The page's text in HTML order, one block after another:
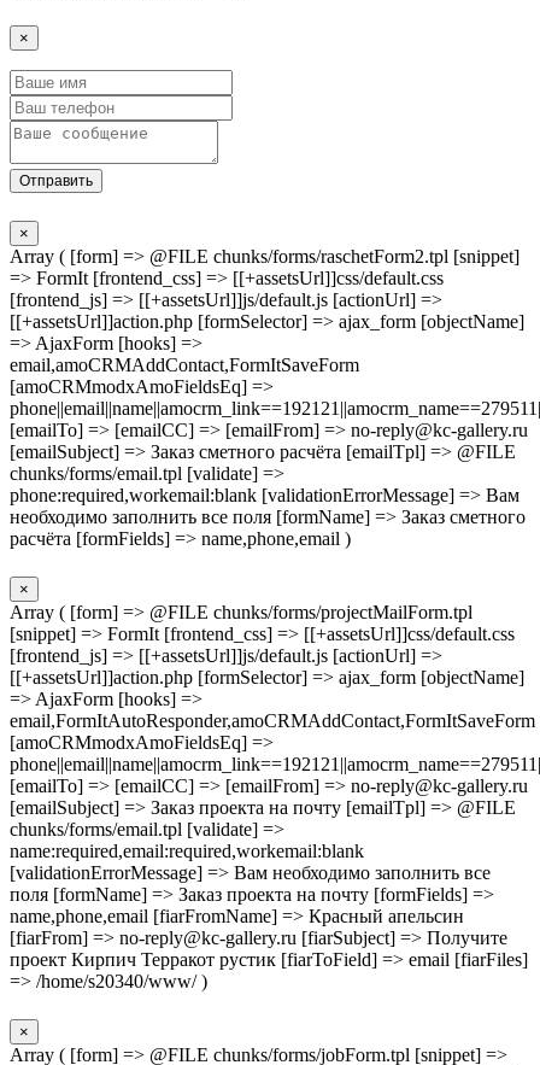
×
Отправить
×
Array ( [form] => @FILE chunks/forms/raschetForm2.tpl [snippet]
=> FormIt [frontend_css] => [[+assetsUrl]]css/default.css
[frontend_js] => [[+assetsUrl]]js/default.js [actionUrl] =>
[[+assetsUrl]]action.php [formSelector] => ajax_form [objectName]
=> AjaxForm [hooks] =>
email,amoCRMAddContact,FormItSaveForm
[amoCRMmodxAmoFieldsEq] =>
[emailTo] => [emailCC] => [emailFrom] => no-reply@kc-gallery.ru
[emailSubject] => Заказ сметного расчёта [emailTpl] => @FILE
chunks/forms/email.tpl [validate] =>
phone:required,workemail:blank [validationErrorMessage] => Вам
необходимо заполнить все поля [formName] => Заказ сметного
расчёта [formFields] => name,phone,email )
×
Array ( [form] => @FILE chunks/forms/projectMailForm.tpl
[snippet] => FormIt [frontend_css] => [[+assetsUrl]]css/default.css
[frontend_js] => [[+assetsUrl]]js/default.js [actionUrl] =>
[[+assetsUrl]]action.php [formSelector] => ajax_form [objectName]
=> AjaxForm [hooks] =>
email,FormItAutoResponder,amoCRMAddContact,FormItSaveForm
[amoCRMmodxAmoFieldsEq] =>
[emailTo] => [emailCC] => [emailFrom] => no-reply@kc-gallery.ru
[emailSubject] => Заказ проекта на почту [emailTpl] => @FILE
chunks/forms/email.tpl [validate] =>
name:required,email:required,workemail:blank
[validationErrorMessage] => Вам необходимо заполнить все
поля [formName] => Заказ проекта на почту [formFields] =>
name,phone,email [fiarFromName] => Красный апельсин
[fiarFrom] => no-reply@kc-gallery.ru [fiarSubject] => Получите
проект Кирпич Терракот рустик [fiarToField] => email [fiarFiles]
=> /home/s20340/www/ )
×
Array ( [form] => @FILE chunks/forms/jobForm.tpl [snippet] =>